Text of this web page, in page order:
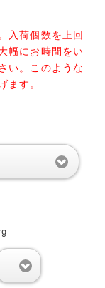
入荷個数を上回
幅にお時間をい
い。このような
ます。